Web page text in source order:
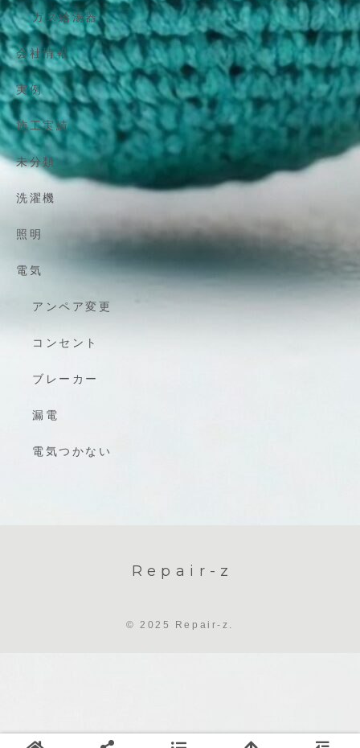
ガス給湯器
会社情報
実例
施工実績
未分類
洗濯機
照明
電気
アンペア変更
コンセント
ブレーカー
漏電
電気つかない
Repair-z
© 2025 Repair-z.